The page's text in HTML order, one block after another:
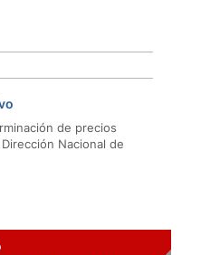
de precios
Nacional de